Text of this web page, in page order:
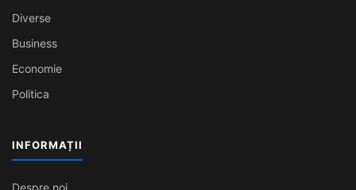
Diverse
Business
Economie
Politica
INFORMAȚII
Despre noi